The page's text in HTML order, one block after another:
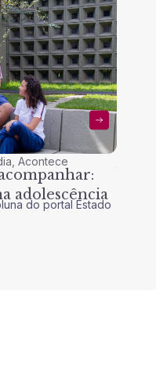
,Acontece
adolescência
do portal Estado